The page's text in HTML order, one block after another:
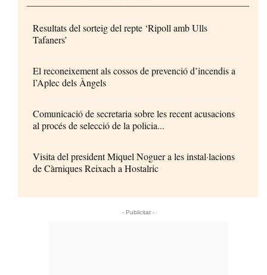
Resultats del sorteig del repte ‘Ripoll amb Ulls
Tafaners’
El reconeixement als cossos de prevenció d’incendis a
l’Aplec dels Àngels
Comunicació de secretaria sobre les recent acusacions
al procés de selecció de la policia...
Visita del president Miquel Noguer a les instal·lacions
de Càrniques Reixach a Hostalric
- Publicitat -